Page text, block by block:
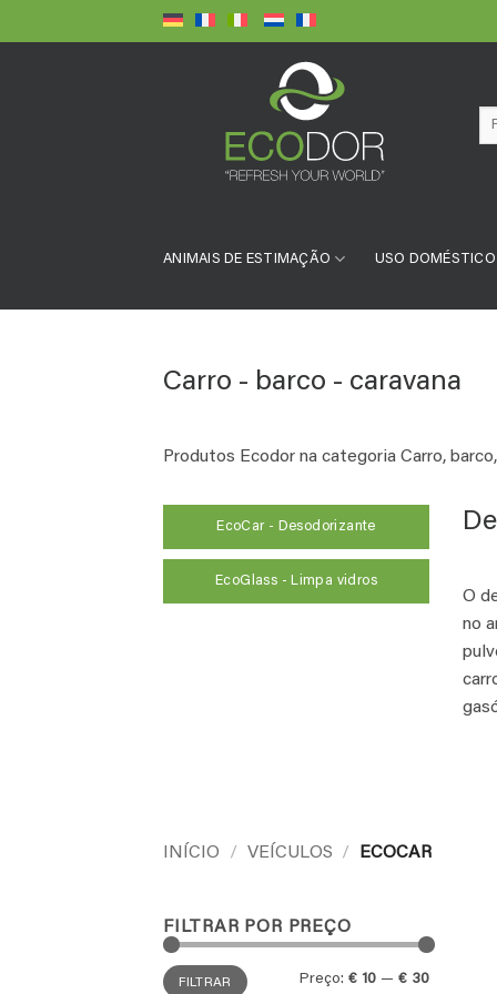
to
ANIMAIS DE ESTIMAÇÃO USO DOMÉSTICO
Carro - barco - caravana
Produtos Ecodor na categoria Carro, barco,
EcoCar - Desodorizante
EcoGlass - Limpa vidros
O
no
INÍCIO / VEÍCULOS / ECOCAR
FILTRAR POR PREÇO
Preço
mínimo
Preço
máximo
FILTRAR Preço: € 10 — € 30